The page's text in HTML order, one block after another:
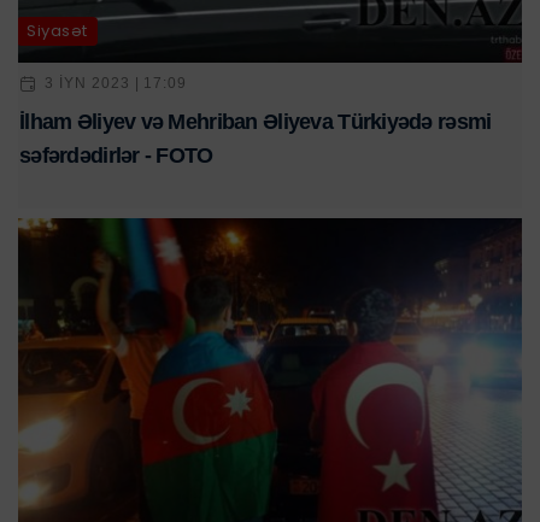
Siyasət
3 IYN 2023 | 17:09
İlham Əliyev və Mehriban Əliyeva Türkiyədə rəsmi
səfərdədirlər - FOTO